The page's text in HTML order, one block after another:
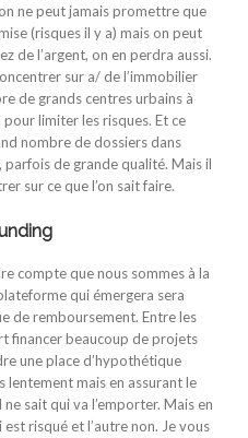
ne peut jamais promettre que
(risques il y a) mais on peut
de l’argent, on en perdra aussi.
sur a/ de l’immobilier
de grands centres urbains à
limiter les risques. Et ce
nombre de dossiers dans
parfois de grande qualité. Mais il
sur ce que l’on sait faire.
compte que nous sommes à la
qui émergera sera
de remboursement. Entre les
financer beaucoup de projets
une place d’hypothétique
lentement mais en assurant le
sait qui va l’emporter. Mais en
risqué et l’autre non. Je vous